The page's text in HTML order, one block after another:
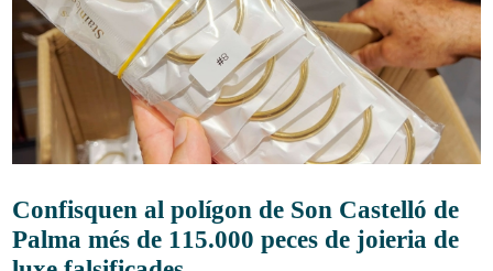
Confisquen al polígon de Son Castelló de
Palma més de 115.000 peces de joieria de